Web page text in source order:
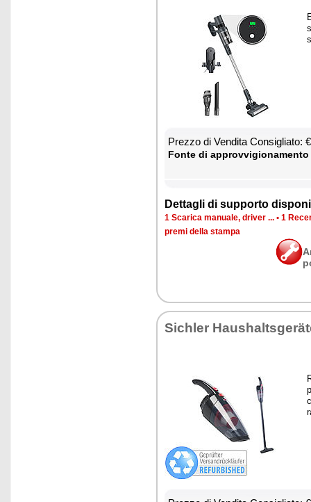
Prez­zo di Ven­di­ta Con­si­glia­to:
Fon­te di
Det­ta­gli di sup­por­to
1 Sca­ri­ca ma­nua­le, dri­ver ... • 1
pre­mi del­la stam­pa
Si­chler